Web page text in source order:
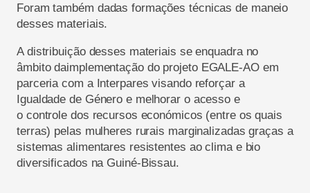
Foram também dadas formações técnicas de maneio
desses materiais.
A distribuição desses materiais se enquadra no
âmbito daimplementação do projeto EGALE-AO em
parceria com a Interpares visando reforçar a
Igualdade de Género e melhorar o acesso e
o controle dos recursos económicos (entre os quais
terras) pelas mulheres rurais marginalizadas graças a
sistemas alimentares resistentes ao clima e bio
diversificados na Guiné-Bissau.